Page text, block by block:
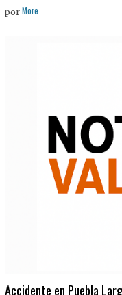
por More
Accidente en Puebla